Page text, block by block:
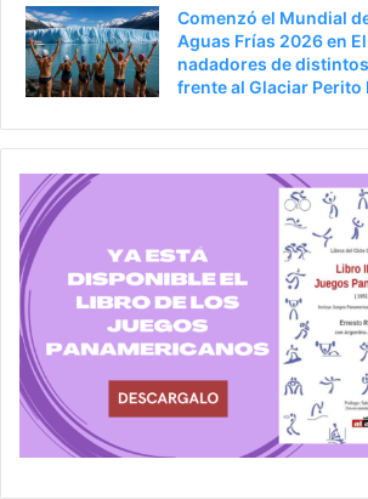
Comenzó el Mundial
Aguas Frías 2026 en
nadadores de
frente al Glaciar Perito